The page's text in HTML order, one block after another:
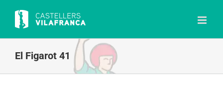
content
El Figarot 41